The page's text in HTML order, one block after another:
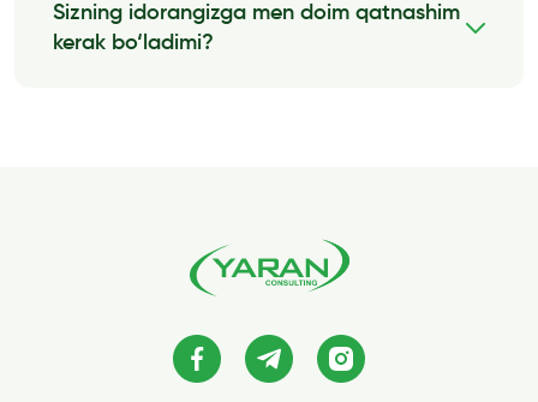
almashtirilishi mumkin.
Sizning idorangizga men doim qatnashim
kerak bo‘ladimi?